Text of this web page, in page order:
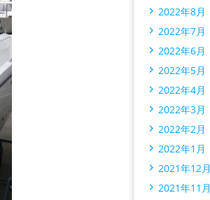
2022年8月
2022年7月
2022年6月
2022年5月
2022年4月
2022年3月
2022年2月
2022年1月
2021年12月
2021年11月